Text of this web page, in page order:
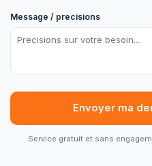
Message / precisions
Envoyer ma
Service gratuit et sans